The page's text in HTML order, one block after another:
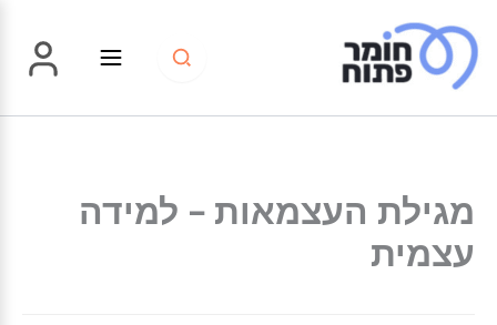
לתוכן
מגילת העצמאות – למידה
עצמית